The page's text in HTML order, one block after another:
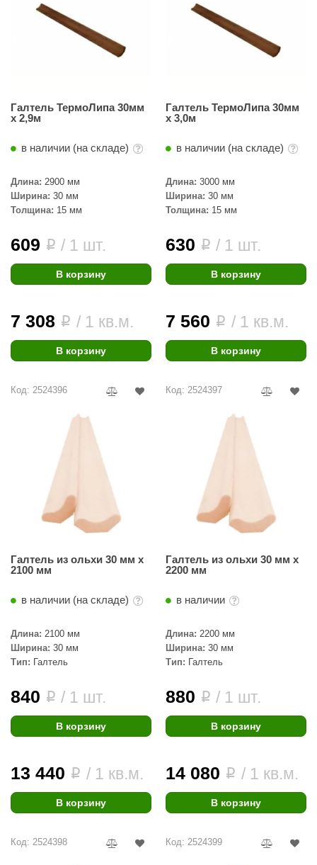
Галтель ТермоЛипа 30мм
х 2,9м
в наличии (на складе)
Длина: 2900 мм
Ширина: 30 мм
Толщина: 15 мм
609 i / 1 шт.
В корзину
7 308 i / 1 кв.м.
В корзину
Галтель ТермоЛипа 30мм
х 3,0м
в наличии (на складе)
Длина: 3000 мм
Ширина: 30 мм
Толщина: 15 мм
630 i / 1 шт.
В корзину
7 560 i / 1 кв.м.
В корзину
Код: 2524396
Галтель из ольхи 30 мм х
2100 мм
в наличии (на складе)
Длина: 2100 мм
Ширина: 30 мм
Тип: Галтель
840 i / 1 шт.
В корзину
13 440 i / 1 кв.м.
В корзину
Код: 2524397
Галтель из ольхи 30 мм х
2200 мм
в наличии
Длина: 2200 мм
Ширина: 30 мм
Тип: Галтель
880 i / 1 шт.
В корзину
14 080 i / 1 кв.м.
В корзину
Код: 2524398 Код: 2524399